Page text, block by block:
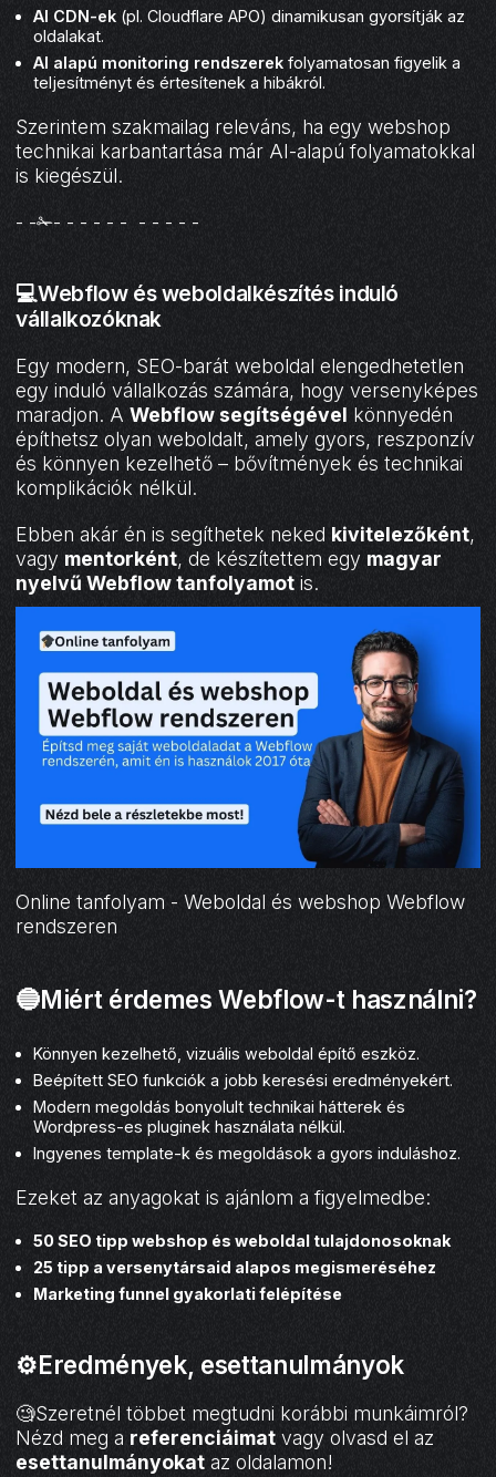
AI CDN-ek (pl. Cloudflare APO) dinamikusan gyorsítják az
oldalakat.
AI alapú monitoring rendszerek folyamatosan figyelik a
teljesítményt és értesítenek a hibákról.
Szerintem szakmailag releváns, ha egy webshop
technikai karbantartása már AI-alapú folyamatokkal
is kiegészül.
- -✁- - - - - - - - - - -
💻Webflow és weboldalkészítés induló
vállalkozóknak
Egy modern, SEO-barát weboldal elengedhetetlen
egy induló vállalkozás számára, hogy versenyképes
maradjon. AWebflow segítségével könnyedén
építhetsz olyan weboldalt, amely gyors, reszponzív
és könnyen kezelhető – bővítmények és technikai
komplikációk nélkül.
Ebben akár én is segíthetek neked kivitelezőként,
vagy mentorként, de készítettem egy magyar
nyelvű Webflow tanfolyamot is.
Online tanfolyam - Weboldal és webshop Webflow
rendszeren
🔵Miért érdemes Webflow-t használni?
Könnyen kezelhető, vizuális weboldal építő eszköz.
Beépített SEO funkciók a jobb keresési eredményekért.
Modern megoldás bonyolult technikai hátterek és
Wordpress-es pluginek használata nélkül.
Ingyenes template-k és megoldások a gyors induláshoz.
Ezeket az anyagokat is ajánlom a figyelmedbe:
50 SEO tipp webshop és weboldal tulajdonosoknak
25 tipp a versenytársaid alapos megismeréséhez
Marketing funnel gyakorlati felépítése
⚙️Eredmények, esettanulmányok
🧐Szeretnél többet megtudni korábbi munkáimról?
Nézd meg a referenciáimat vagy olvasd el az
esettanulmányokat az oldalamon!